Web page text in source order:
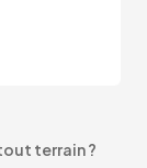
terrain ?